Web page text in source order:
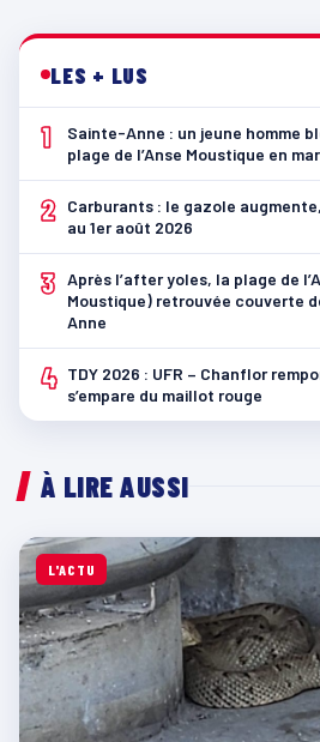
LES + LUS
1
Sainte-Anne : un jeune homme
plage de l’Anse Moustique en
2
Carburants : le gazole
au 1er août 2026
3 Après l’after yoles, la plage de
Moustique) retrouvée couverte
Anne
4 TDY 2026 : UFR – Chanflor
s’empare du maillot rouge
À LIRE AUSSI
L'ACTU